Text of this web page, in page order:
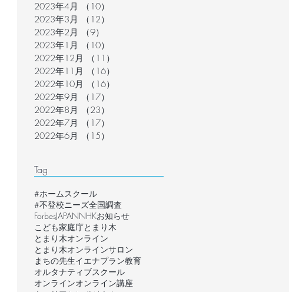
2023年4月
（10）
2023年3月
（12）
2023年2月
（9）
2023年1月
（10）
2022年12月
（11）
2022年11月
（16）
2022年10月
（16）
2022年9月
（17）
2022年8月
（23）
2022年7月
（17）
2022年6月
（15）
Tag
#ホームスクール
#不登校ニーズ全国調査
ForbesJAPANNHKお知らせ
こども家庭庁とまり木
とまり木オンライン
とまり木オンラインサロン
まちの先生イエナプラン教育
オルタナティブスクール
オンラインオンライン講座